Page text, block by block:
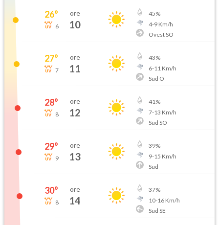
26°
6
ore
10
45%
4-9Km/h
Ovest SO
27°
7
ore
11
43%
6-11 Km/h
Sud O
28°
8
ore
12
41%
7-13 Km/h
Sud SO
29°
9
ore
13
39%
9-15 Km/h
Sud
30°
8
ore
14
37%
10-16Km/h
Sud SE